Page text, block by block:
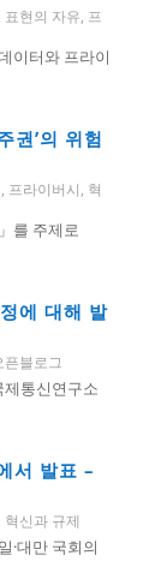
표현의 자유, 프
이터와 프라이
권’의 위험
, 프라이버시, 혁
를 주제로
에 대해 발
픈블로그
제통신연구소
서 발표 –
혁신과 규제
·대만 국회의